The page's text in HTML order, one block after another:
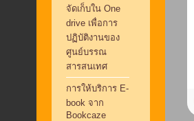
จัดเก็บใน One
drive เพื่อการ
ปฏิบัติงานของ
ศูนย์บรรณ
สารสนเทศ
การให้บริการ E-
book จาก
Bookcaze